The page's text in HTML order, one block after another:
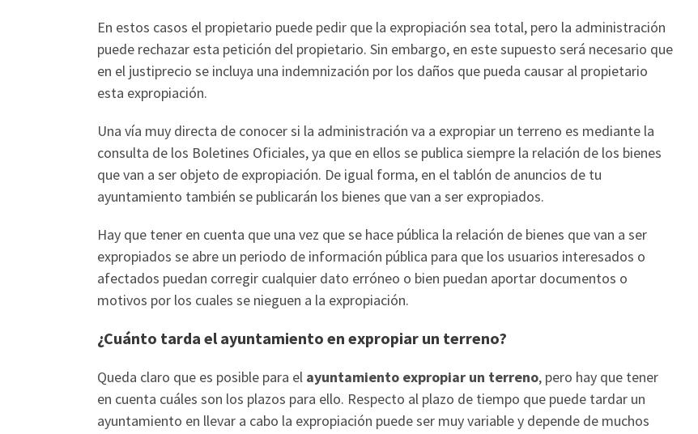
En estos casos el propietario puede pedir que la expropiación sea total, pero la administración
puede rechazar esta petición del propietario. Sin embargo, en este supuesto será necesario que
en el justiprecio se incluya una indemnización por los daños que pueda causar al propietario
esta expropiación.
Una vía muy directa de conocer si la administración va a expropiar un terreno es mediante la
consulta de los Boletines Oficiales, ya que en ellos se publica siempre la relación de los bienes
que van a ser objeto de expropiación. De igual forma, en el tablón de anuncios de tu
ayuntamiento también se publicarán los bienes que van a ser expropiados.
Hay que tener en cuenta que una vez que se hace pública la relación de bienes que van a ser
expropiados se abre un periodo de información pública para que los usuarios interesados o
afectados puedan corregir cualquier dato erróneo o bien puedan aportar documentos o
motivos por los cuales se nieguen a la expropiación.
¿Cuánto tarda el ayuntamiento en expropiar un terreno?
Queda claro que es posible para el ayuntamiento expropiar un terreno, pero hay que tener
en cuenta cuáles son los plazos para ello. Respecto al plazo de tiempo que puede tardar un
ayuntamiento en llevar a cabo la expropiación puede ser muy variable y depende de muchos